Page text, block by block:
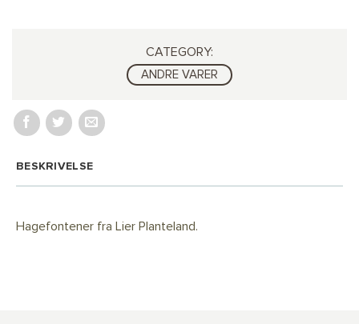
CATEGORY:
ANDRE VARER
BESKRIVELSE
Hagefontener fra Lier Planteland.